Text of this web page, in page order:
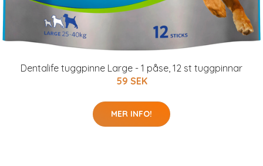
Dentalife tuggpinne Large - 1 påse, 12 st tuggpinnar
59 SEK
MER INFO!